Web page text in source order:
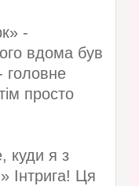
-
вдома був
головне
просто
куди я з
Інтрига! Ця